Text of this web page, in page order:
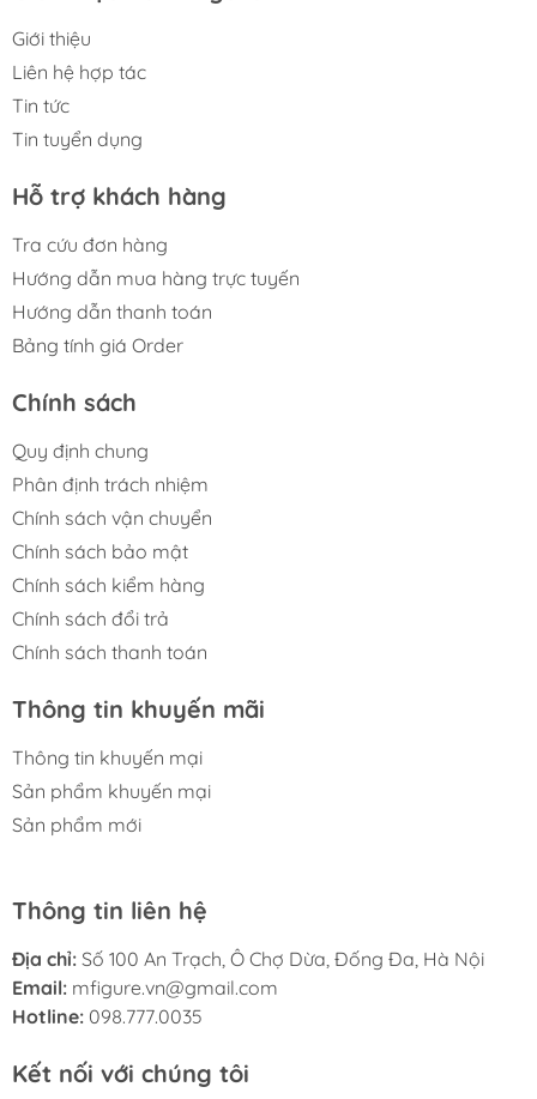
Giới thiệu
Liên hệ hợp tác
Tin tức
Tin tuyển dụng
Hỗ trợ khách hàng
Tra cứu đơn hàng
Hướng dẫn mua hàng trực tuyến
Hướng dẫn thanh toán
Bảng tính giá Order
Chính sách
Quy định chung
Phân định trách nhiệm
Chính sách vận chuyển
Chính sách bảo mật
Chính sách kiểm hàng
Chính sách đổi trả
Chính sách thanh toán
Thông tin khuyến mãi
Thông tin khuyến mại
Sản phẩm khuyến mại
Sản phẩm mới
Thông tin liên hệ
Địa chỉ: Số 100 An Trạch, Ô Chợ Dừa, Đống Đa, Hà Nội
Email: mfigure.vn@gmail.com
Hotline: 098.777.0035
Kết nối với chúng tôi